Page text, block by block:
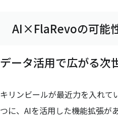
AI×FlaRevoの可能
データ活用で広がる次
キリンビールが最近力を入れて
つに、AIを活用した機能拡張が